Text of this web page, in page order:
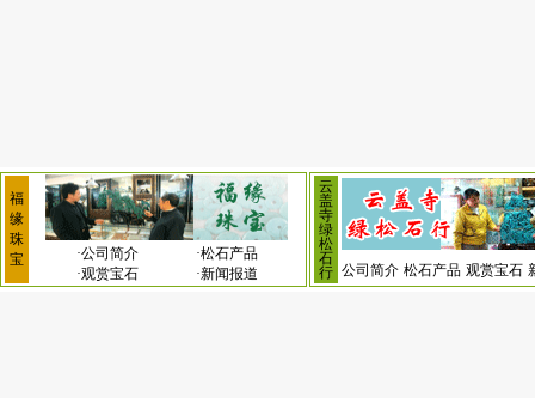
福
缘
珠
宝
·公司简介 ·松石产品
·观赏宝石 ·新闻报道
云
盖
寺
绿
松
石
行 公司简介 松石产品 观赏宝石